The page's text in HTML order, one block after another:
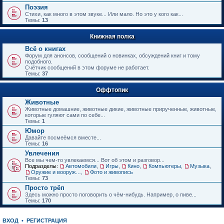
е
н
и
ю
Поэзия
Стихи, как много в этом звуке... Или мало. Но это у кого как...
Темы: 13
Книжная полка
Всё о книгах
Форум для анонсов, сообщений о новинках, обсуждений книг и тому
подобного.
Счётчик сообщений в этом форуме не работает.
Темы: 37
Оффтопик
Животные
Животные домашние, животные дикие, животные прирученные, животные,
которые гуляют сами по себе...
Темы: 1
Юмор
Давайте посмеёмся вместе...
Темы: 16
Увлечения
Все мы чем-то увлекаемся... Вот об этом и разговор...
Подразделы:
Автомобили Игры Кино Компьютеры Музыка
Фото и живопись
Темы: 73
Просто трёп
Здесь можно просто поговорить о чём-нибудь. Например, о пиве...
Темы: 170
ВХОД • РЕГИСТРАЦИЯ